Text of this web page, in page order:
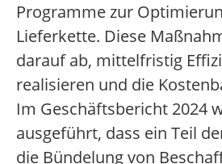
Programme zur
Lieferkette. Diese
darauf ab, mittelfristig
realisieren und die
Im Geschäftsbericht 2024
ausgeführt, dass ein Teil
die Bündelung von